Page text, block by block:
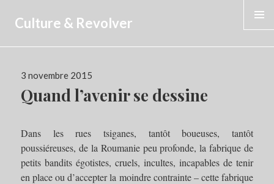
Culture & Revolver
Publié
le
3 novembre 2015
Quand l’avenir se dessine
Dans les rues tsiganes, tantôt boueuses, tantôt
poussiéreuses, de la Roumanie peu profonde, la fabrique de
petits bandits égotistes, cruels, incultes, incapables de tenir
en place ou d’accepter la moindre contrainte – cette fabrique